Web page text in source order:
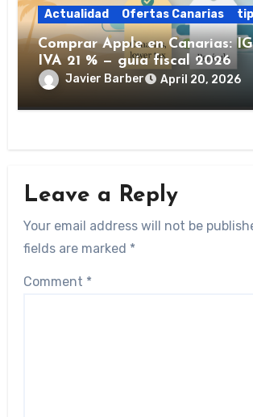
Actualidad Ofertas Canarias
Comprar Apple en Canarias:
IVA 21 % — guía fiscal 2026
Javier Barber April 20, 2026
Leave a Reply
Your email address will not be
fields are marked *
Comment *